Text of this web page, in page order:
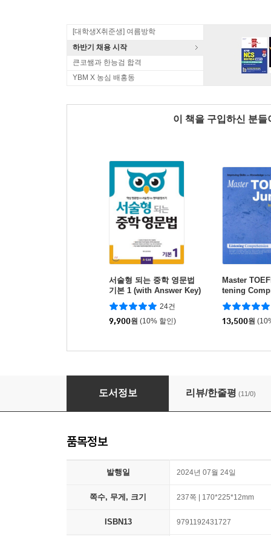
[대학생X취준생] 여름방학
하반기 채용 시작
큰코쌤과 한능검 합격
YBM X 농심 배홍동
이 책을 구입하신 분
서술형 되는 중학 영문법
기본 1 (with Answer Key)
24건
9,900원 (10% 할인)
Master
tening
ntermediate
13,500원
인생 영문법
도서정보 리뷰/한줄평 (11/0)
품목정보
발행일 2024년 07월 24일
쪽수, 무게, 크기 237쪽 | 170*225*12mm
ISBN13 9791192431727